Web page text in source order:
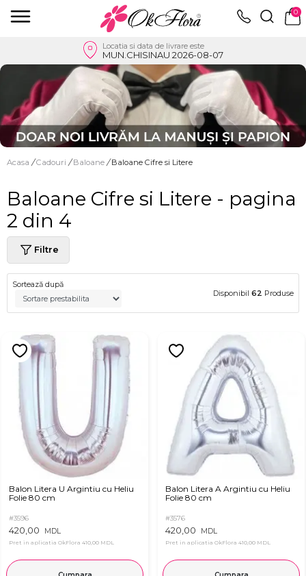
0
Locatia si data de livrare este
MUN.CHISINAU 2026-08-07
Acasa / Cadouri / Baloane / Baloane Cifre si Litere
Baloane Cifre si Litere - pagina
2 din 4
Filtre
Sortează după
Disponibil 62 Produse
Balon Litera U Argintiu cu Heliu
Folie 80 cm
#3596
420,00 MDL
Pret in aplicatia OkFlora 410,00 MDL
Balon Litera A Argintiu cu Heliu
Folie 80 cm
#3576
420,00 MDL
Pret in aplicatia OkFlora 410,00 MDL